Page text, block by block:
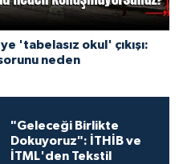
'tabelasız okul' çıkışı:
neden
"Geleceği Birlikte
Dokuyoruz": İTHİB ve
İTML'den Tekstil